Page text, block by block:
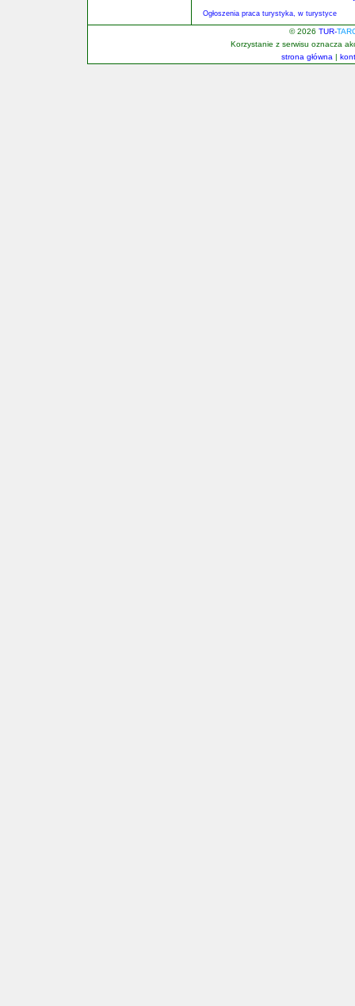
Ogłoszenia praca turystyka, w turystyce
© 2026 TUR-
Korzystanie z serwisu oznacza
strona główna |